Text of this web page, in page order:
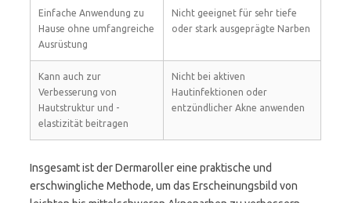
Einfache Anwendung zu
Hause ohne umfangreiche
Ausrüstung
Nicht geeignet für sehr tiefe
oder stark ausgeprägte Narben
Kann auch zur
Verbesserung von
Hautstruktur und -
elastizität beitragen
Nicht bei aktiven
Hautinfektionen oder
entzündlicher Akne anwenden
Insgesamt ist der Dermaroller eine praktische und
erschwingliche Methode, um das Erscheinungsbild von